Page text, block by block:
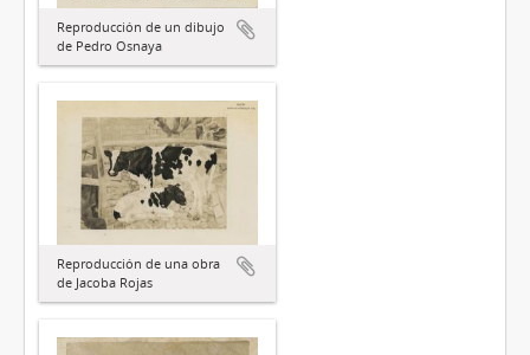
Reproducción de un dibujo
de Pedro Osnaya
Reproducción de una obra
de Jacoba Rojas